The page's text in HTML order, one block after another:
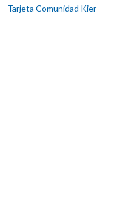
Tarjeta Comunidad Kier